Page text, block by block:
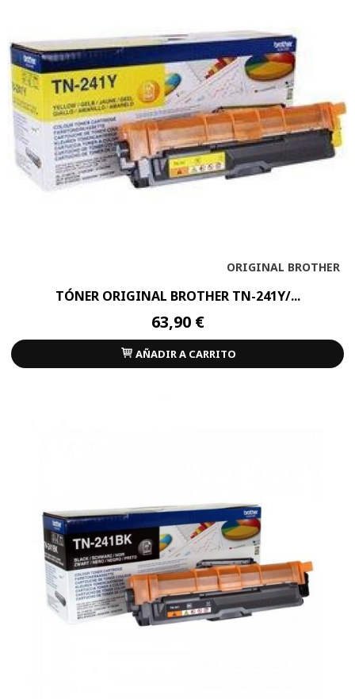
ORIGINAL BROTHER
TÓNER ORIGINAL BROTHER TN-241Y/...
63,90 €
AÑADIR A CARRITO